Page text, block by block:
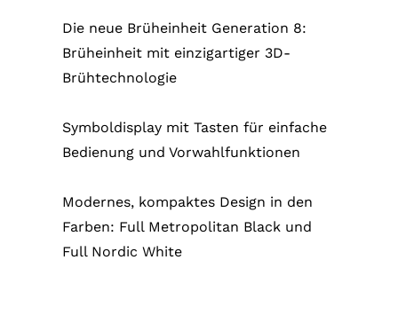
Die neue Brüheinheit Generation 8:
Brüheinheit mit einzigartiger 3D-
Brühtechnologie
Symboldisplay mit Tasten für einfache
Bedienung und Vorwahlfunktionen
Modernes, kompaktes Design in den
Farben: Full Metropolitan Black und
Full Nordic White